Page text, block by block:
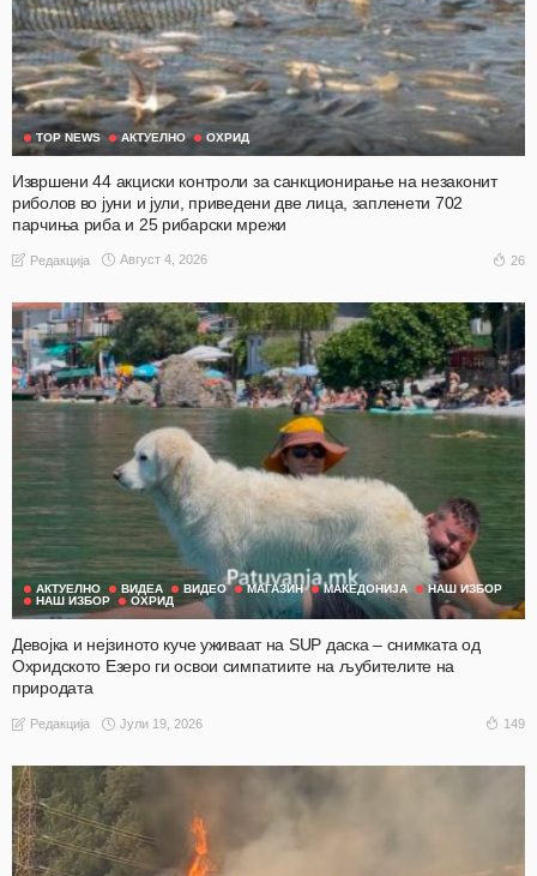
TOP NEWS АКТУЕЛНО ОХРИД
Извршени 44 акциски контроли за санкционирање на незаконит
риболов во јуни и јули, приведени две лица, запленети 702
парчиња риба и 25 рибарски мрежи
Редакција Август 4, 2026 26
АКТУЕЛНО ВИДЕА ВИДЕО МАГАЗИН МАКЕДОНИЈА
НАШ ИЗБОР
НАШ ИЗБОР
ОХРИД
Девојка и нејзиното куче уживаат на SUP даска – снимката од
Охридското Езеро ги освои симпатиите на љубителите на
природата
Редакција Јули 19, 2026 149